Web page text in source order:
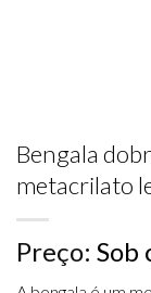
Bengala
metacrilato
Preço: Sob